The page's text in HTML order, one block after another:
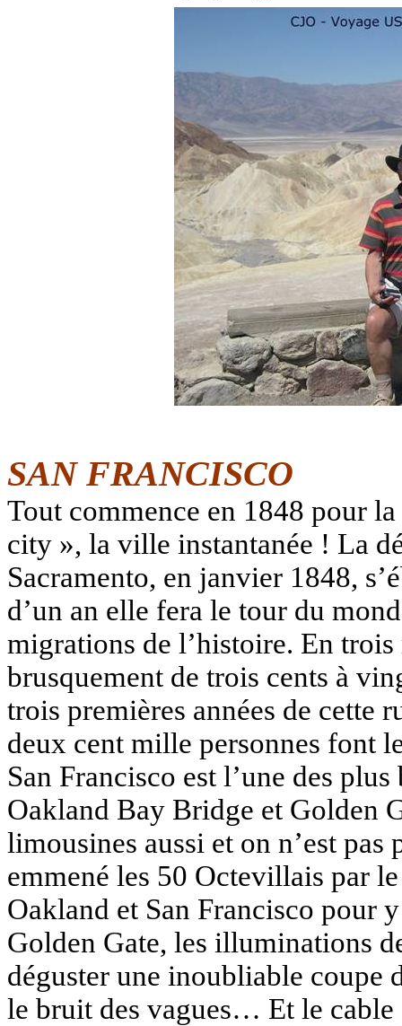
SAN FRANCISCO
Tout commence en 1848 pour
city », la ville instantanée ! La
Sacramento, en janvier 1848,
d’un an elle fera le tour du
migrations de l’histoire. En trois
brusquement de trois cents à
trois premières années de cette
deux cent mille personnes font
San Francisco est l’une des
Oakland Bay Bridge et Golden
limousines aussi et on n’est
emmené les 50 Octevillais par
Oakland et San Francisco pour
Golden Gate, les illuminations
déguster une inoubliable coupe
le bruit des vagues… Et le cable